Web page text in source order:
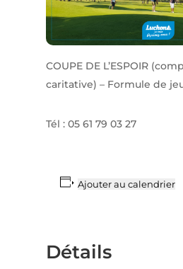
COUPE DE L’ESPOIR
caritative) – Formule de
Tél : 05 61 79 03 27
Ajouter au calendrier
Détails